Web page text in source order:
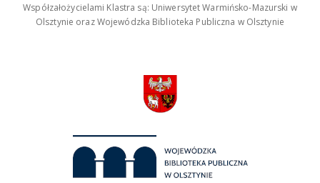
Współzałożycielami Klastra są: Uniwersytet Warmińsko-Mazurski w
Olsztynie oraz Wojewódzka Biblioteka Publiczna w Olsztynie